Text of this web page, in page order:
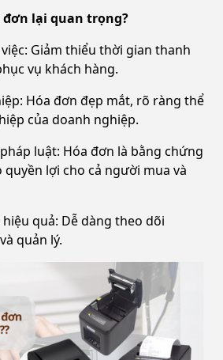
đơn lại quan trọng?
Giảm thiểu thời gian thanh
vụ khách hàng.
Hóa đơn đẹp mắt, rõ ràng thể
của doanh nghiệp.
luật: Hóa đơn là bằng chứng
quyền lợi cho cả người mua và
quả: Dễ dàng theo dõi
quản lý.